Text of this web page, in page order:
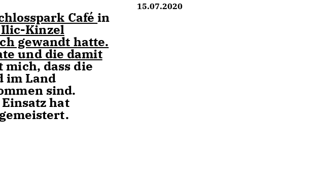
Café in
Kinzel
gewandt hatte.
und die damit
dass die
im Land
sind.
hat
15.07.2020